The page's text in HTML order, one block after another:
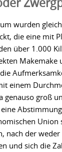
wurden
die eine mit
über 1.000
Makemake
einem
genauso groß
Union
nach der weder
und sich die